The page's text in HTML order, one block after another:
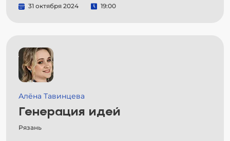
31 октября 2024 19:00
Алёна Тавинцева
Генерация идей
Рязань